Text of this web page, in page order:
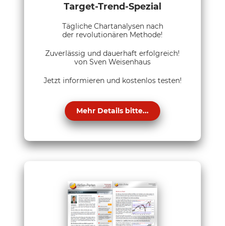
Target-Trend-Spezial
Tägliche Chartanalysen nach
der revolutionären Methode!
Zuverlässig und dauerhaft erfolgreich!
von Sven Weisenhaus
Jetzt informieren und kostenlos testen!
Mehr Details bitte...